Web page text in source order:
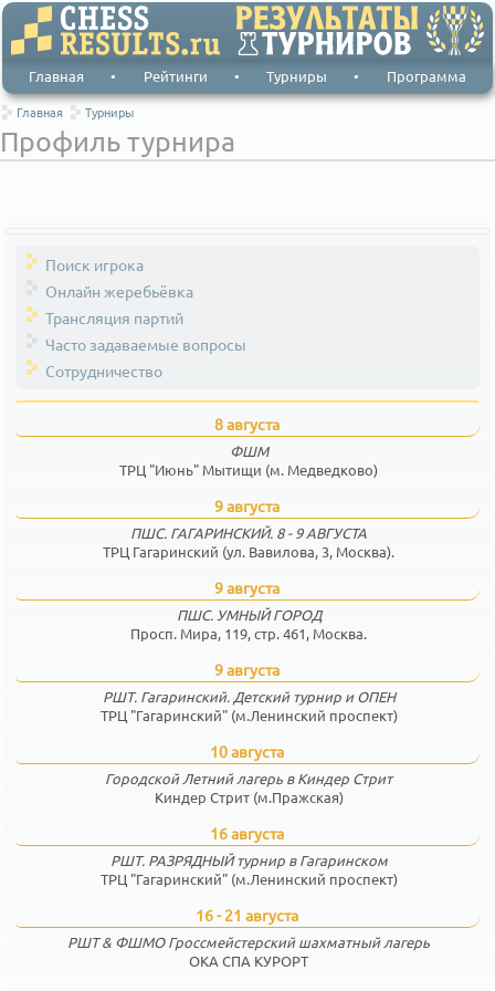
Главная • Рейтинги • Турниры • Программа
Главная Турниры
Профиль турнира
Поиск игрока
Онлайн жеребьёвка
Трансляция партий
Часто задаваемые вопросы
Сотрудничество
8 августа
ФШМ
ТРЦ "Июнь" Мытищи (м. Медведково)
9 августа
ПШС. ГАГАРИНСКИЙ. 8 - 9 АВГУСТА
ТРЦ Гагаринский (ул. Вавилова, 3, Москва).
9 августа
ПШС. УМНЫЙ ГОРОД
Просп. Мира, 119, стр. 461, Москва.
9 августа
РШТ. Гагаринский. Детский турнир и ОПЕН
ТРЦ "Гагаринский" (м.Ленинский проспект)
10 августа
Городской Летний лагерь в Киндер Стрит
Киндер Стрит (м.Пражская)
16 августа
РШТ. РАЗРЯДНЫЙ турнир в Гагаринском
ТРЦ "Гагаринский" (м.Ленинский проспект)
16 - 21 августа
РШТ & ФШМО Гроссмейстерский шахматный лагерь
ОКА СПА КУРОРТ